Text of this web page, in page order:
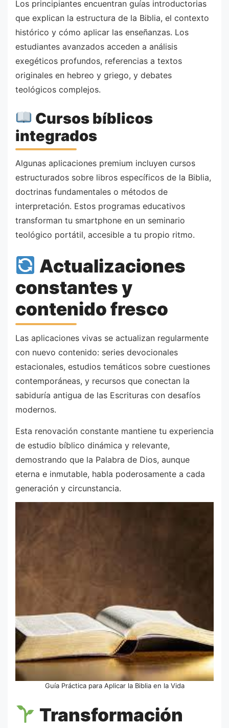
Los principiantes encuentran guías introductorias
que explican la estructura de la Biblia, el contexto
histórico y cómo aplicar las enseñanzas. Los
estudiantes avanzados acceden a análisis
exegéticos profundos, referencias a textos
originales en hebreo y griego, y debates
teológicos complejos.
Cursos bíblicos
integrados
Algunas aplicaciones premium incluyen cursos
estructurados sobre libros específicos de la Biblia,
doctrinas fundamentales o métodos de
interpretación. Estos programas educativos
transforman tu smartphone en un seminario
teológico portátil, accesible a tu propio ritmo.
Actualizaciones
constantes y
contenido fresco
Las aplicaciones vivas se actualizan regularmente
con nuevo contenido: series devocionales
estacionales, estudios temáticos sobre cuestiones
contemporáneas, y recursos que conectan la
sabiduría antigua de las Escrituras con desafíos
modernos.
Esta renovación constante mantiene tu experiencia
de estudio bíblico dinámica y relevante,
demostrando que la Palabra de Dios, aunque
eterna e inmutable, habla poderosamente a cada
generación y circunstancia.
Guía Práctica para Aplicar la Biblia en la Vida
Transformación